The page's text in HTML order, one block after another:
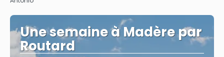
Une semaine à Madère par
Routard